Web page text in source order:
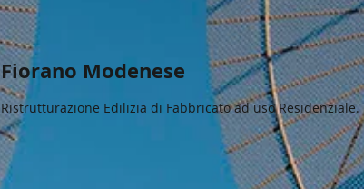
Fiorano Modenese
Ristrutturazione Edilizia di Fabbricato ad uso Residenziale.